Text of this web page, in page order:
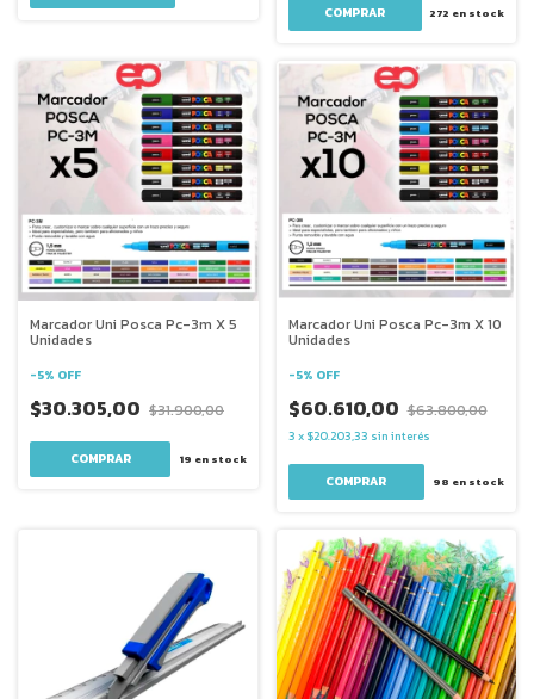
272 en stock
Marcador Uni Posca Pc-3m X 5
Unidades
-5% OFF
$30.305,00 $31.900,00
19 en stock
Marcador Uni Posca Pc-3m X 10
Unidades
-5% OFF
$60.610,00 $63.800,00
3 x $20.203,33 sin interés
98 en stock